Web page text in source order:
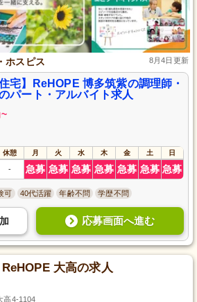
ホスピス 8月4日更新
宅】ReHOPE 博多筑紫の調理師・
パート・アルバイト求人
~
休憩 月 火 水 木 金 土 日
- 急募 急募 急募 急募 急募 急募 急募
可 40代活躍 年齢不問 学歴不問
応募画面へ進む
大高の求人
高4-1104